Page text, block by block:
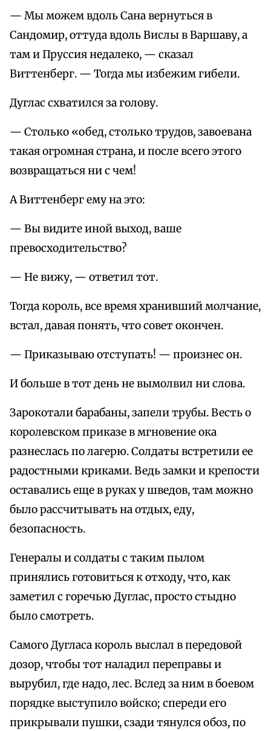
— Мы можем вдоль Сана вернуться в
Сандомир, оттуда вдоль Вислы в Варшаву, а
там и Пруссия недалеко, — сказал
Виттенберг. — Тогда мы избежим гибели.
Дуглас схватился за голову.
— Столько «обед, столько трудов, завоевана
такая огромная страна, и после всего этого
возвращаться ни с чем!
А Виттенберг ему на это:
— Вы видите иной выход, ваше
превосходительство?
— Не вижу, — ответил тот.
Тогда король, все время хранивший молчание,
встал, давая понять, что совет окончен.
— Приказываю отступать! — произнес он.
И больше в тот день не вымолвил ни слова.
Зарокотали барабаны, запели трубы. Весть о
королевском приказе в мгновение ока
разнеслась по лагерю. Солдаты встретили ее
радостными криками. Ведь замки и крепости
оставались еще в руках у шведов, там можно
было рассчитывать на отдых, еду,
безопасность.
Генералы и солдаты с таким пылом
принялись готовиться к отходу, что, как
заметил с горечью Дуглас, просто стыдно
было смотреть.
Самого Дугласа король выслал в передовой
дозор, чтобы тот наладил переправы и
вырубил, где надо, лес. Вслед за ним в боевом
порядке выступило войско; спереди его
прикрывали пушки, сзади тянулся обоз, по